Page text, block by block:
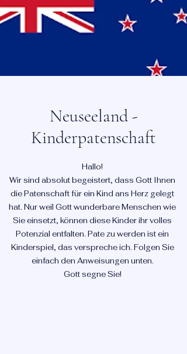
Neuseeland -
Kinderpatenschaft
Hallo!
Wir sind absolut begeistert, dass Gott Ihnen
die Patenschaft für ein Kind ans Herz gelegt
hat. Nur weil Gott wunderbare Menschen wie
Sie einsetzt, können diese Kinder ihr volles
Potenzial entfalten. Pate zu werden ist ein
Kinderspiel, das verspreche ich. Folgen Sie
einfach den Anweisungen unten.
Gott segne Sie!